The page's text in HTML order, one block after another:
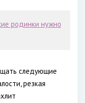
родинки нужно
следующие
резкая